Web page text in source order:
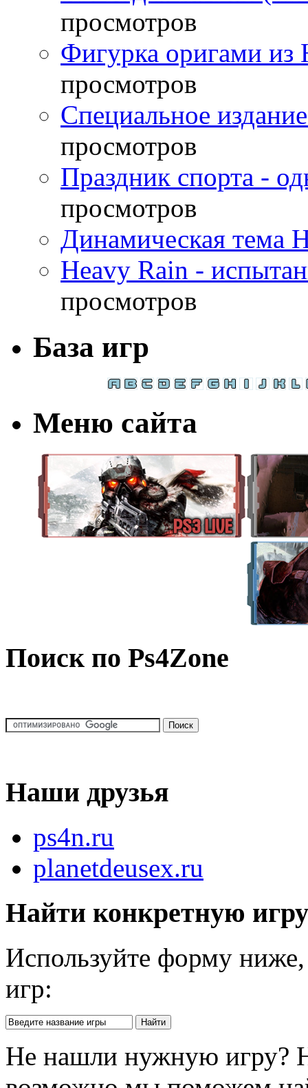
просмотров
Фигурка оригами из
просмотров
Специальное
просмотров
Праздник спорта -
просмотров
Динамическая тема
Heavy Rain -
просмотров
База игр
Меню сайта
Поиск по Ps4Zone
Наши друзья
ps4n.ru
planetdeusex.ru
Найти конкретную
Используйте форму
игр:
Не нашли нужную игру?